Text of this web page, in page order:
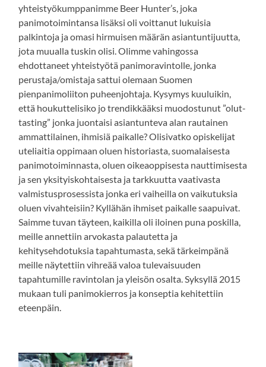
yhteistyökumppanimme Beer Hunter’s, joka
panimotoimintansa lisäksi oli voittanut lukuisia
palkintoja ja omasi hirmuisen määrän asiantuntijuutta,
jota muualla tuskin olisi. Olimme vahingossa
ehdottaneet yhteistyötä panimoravintolle, jonka
perustaja/omistaja sattui olemaan Suomen
pienpanimoliiton puheenjohtaja. Kysymys kuuluikin,
että houkuttelisiko jo trendikkääksi muodostunut ”olut-
tasting” jonka juontaisi asiantunteva alan rautainen
ammattilainen, ihmisiä paikalle? Olisivatko opiskelijat
uteliaitia oppimaan oluen historiasta, suomalaisesta
panimotoiminnasta, oluen oikeaoppisesta nauttimisesta
ja sen yksityiskohtaisesta ja tarkkuutta vaativasta
valmistusprosessista jonka eri vaiheilla on vaikutuksia
oluen vivahteisiin? Kyllähän ihmiset paikalle saapuivat.
Saimme tuvan täyteen, kaikilla oli iloinen puna poskilla,
meille annettiin arvokasta palautetta ja
kehitysehdotuksia tapahtumasta, sekä tärkeimpänä
meille näytettiin vihreää valoa tulevaisuuden
tapahtumille ravintolan ja yleisön osalta. Syksyllä 2015
mukaan tuli panimokierros ja konseptia kehitettiin
eteenpäin.